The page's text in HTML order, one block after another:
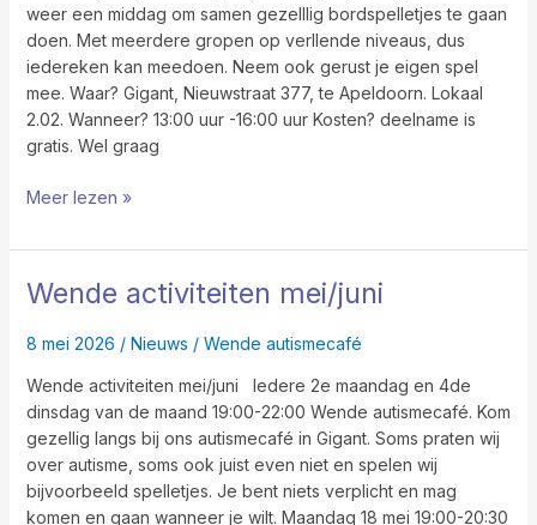
weer een middag om samen gezelllig bordspelletjes te gaan
doen. Met meerdere gropen op verllende niveaus, dus
iedereken kan meedoen. Neem ook gerust je eigen spel
mee. Waar? Gigant, Nieuwstraat 377, te Apeldoorn. Lokaal
2.02. Wanneer? 13:00 uur -16:00 uur Kosten? deelname is
gratis. Wel graag
Meer lezen »
Wende activiteiten mei/juni
8 mei 2026 / Nieuws / Wende autismecafé
Wende activiteiten mei/juni Iedere 2e maandag en 4de
dinsdag van de maand 19:00-22:00 Wende autismecafé. Kom
gezellig langs bij ons autismecafé in Gigant. Soms praten wij
over autisme, soms ook juist even niet en spelen wij
bijvoorbeeld spelletjes. Je bent niets verplicht en mag
komen en gaan wanneer je wilt. Maandag 18 mei 19:00-20:30
Wende
mei/juni